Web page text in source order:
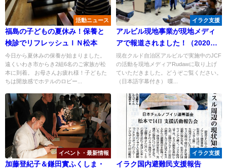
活動ニュース
福島の子どもの夏休み！保養と
検診でリフレッシュＩＮ松本
今日から夏休みの保養が始まりました。
遠くいわき市からき2組6名のご家族が松
本に到着。 お母さんお疲れ様！子どもた
ちは開放感でホテルのロビー...
イラク支援
アルビル現地事業が現地メディ
アで報道されました！（2020年8
月）
現在クルド自治区アルビルで実施中のJCF
の活動を現地メディアRudawに取り上げ
ていただきました。どうぞご覧ください。
（日本語字幕付き） 喋...
イベント・最新情報
加藤登紀子＆鎌田實ふくしま・
イラク支援
イラク国内避難民支援報告